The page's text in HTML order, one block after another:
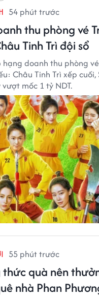
54 phút trước
thu phòng vé
Tinh Trì đội sổ
hạng doanh thu phòng
Châu Tinh Trì xếp
mốc 1 tỷ NDT.
55 phút trước
quà nên
nhà Phan